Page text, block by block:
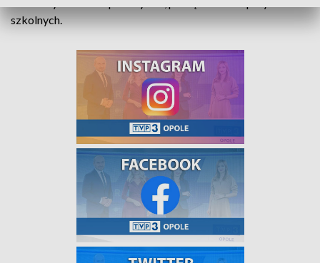
szkolnych.